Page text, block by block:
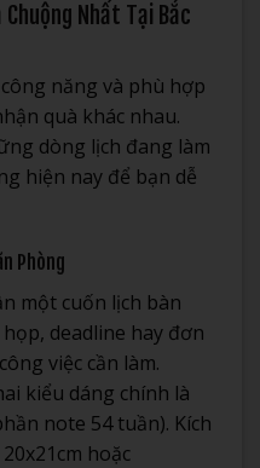
Nhất Tại Bắc
năng và phù hợp
quà khác nhau.
dòng lịch đang làm
hiện nay để bạn dễ
Phòng
một cuốn lịch bàn
deadline hay đơn
việc cần làm.
kiểu dáng chính là
note 54 tuần). Kích
hoặc